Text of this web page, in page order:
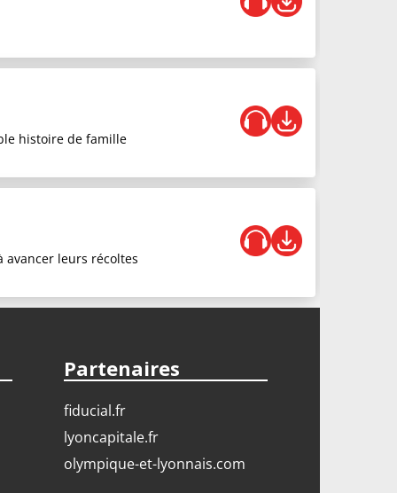
histoire de famille
leurs récoltes
Partenaires
fiducial.fr
lyoncapitale.fr
olympique-et-lyonnais.com